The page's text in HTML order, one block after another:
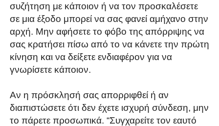
συζήτηση με κάποιον ή να τον προσκαλέσετε
σε μια έξοδο μπορεί να σας φανεί αμήχανο στην
αρχή. Μην αφήσετε το φόβο της απόρριψης να
σας κρατήσει πίσω από το να κάνετε την πρώτη
κίνηση και να δείξετε ενδιαφέρον για να
γνωρίσετε κάποιον.
Αν η πρόσκλησή σας απορριφθεί ή αν
διαπιστώσετε ότι δεν έχετε ισχυρή σύνδεση, μην
το πάρετε προσωπικά. “Συγχαρείτε τον εαυτό